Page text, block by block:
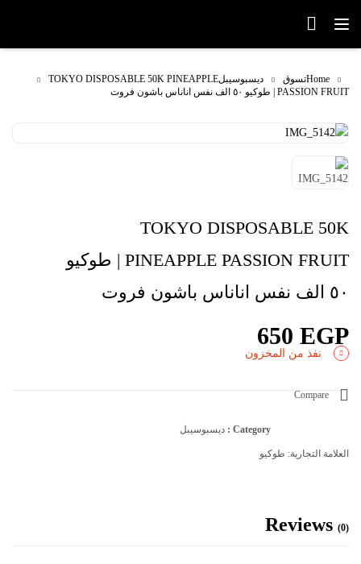
Homeتسوق ديسبوسيبلTOKYO DISPOSABLE 50K PINEAPPLE
PASSION FRUIT | طوكيو ٥٠ الف نفس اناناس باشون فروت
TOKYO DISPOSABLE 50K
PINEAPPLE PASSION FRUIT | طوكيو
٥٠ الف نفس اناناس باشون فروت
650 EGP
نفذ من المخزون
Compare
Category : ديسبوسيبل
العلامة التجارية: طوكيو
Reviews (0)